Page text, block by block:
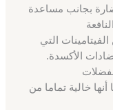
بجانب مساعدة
التي
الأكسدة.
طبيعية 100% كما أنها خالية تماما من